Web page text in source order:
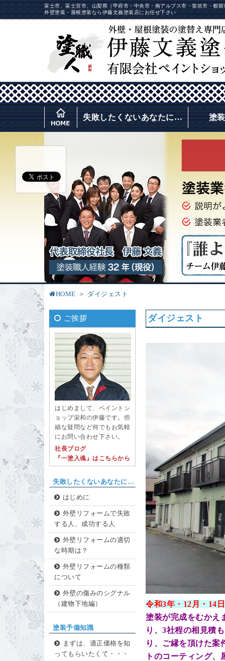
富士市、富士宮市、山梨県（甲府市・中央市・南アルプス市・笛吹市・都
外壁塗装・屋根塗装なら伊藤文義塗装店にお任せ下さい
失敗したくないあなたに… 塗
HOME ダイジェスト
ご挨拶
はじめまして、ペイントシ
ョップ栄和の伊藤です。些
細な疑問など何でもお気軽
にお問い合わせ下さい。
社長ブログ
『一塗入魂』はこちらから
失敗したくないあなたに…
はじめに
外壁リフォームで失敗
する人、成功する人
外壁リフォームの適切
な時期は？
外壁リフォームの種類
について
外壁の傷みのシグナル
（建物下地編）
塗装予備知識
まずは、適正価格を知
ってもらいたくて・・・
ダイジェスト
令和3年・12 月・14
塗装が完成をむかえ
り、3社程の相見積
り、ご縁を頂けた案
トのコーティング